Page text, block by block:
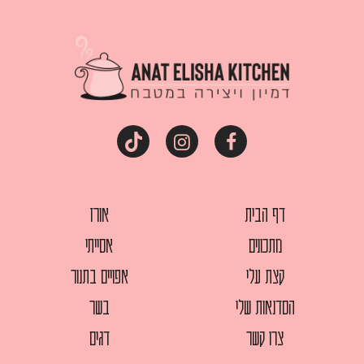
דף הבית
מתכונים
קצת עלי
הסדנאות שלי
צרו קשר
אורז
אסייתי
אפויים בתנור
בשר
דגים